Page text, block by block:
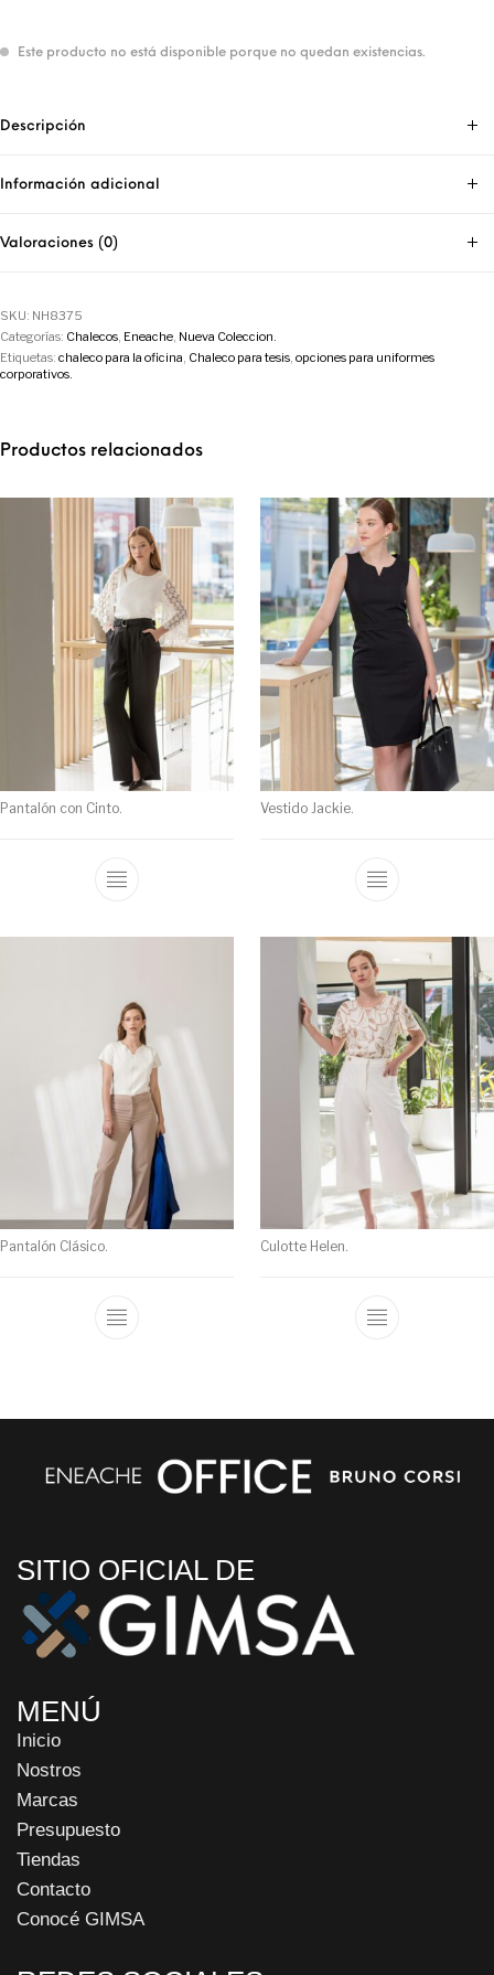
Este producto no está disponible porque no quedan existencias.
Descripción
Información adicional
Valoraciones (0)
SKU: NH8375
Categorías: Chalecos, Eneache, Nueva Coleccion.
Etiquetas: chaleco para la oficina, Chaleco para tesis, opciones para uniformes
corporativos.
Productos relacionados
Pantalón con Cinto. Vestido Jackie.
Pantalón Clásico. Culotte Helen.
SITIO OFICIAL DE
MENÚ
Inicio
Nostros
Marcas
Presupuesto
Tiendas
Contacto
Conocé GIMSA